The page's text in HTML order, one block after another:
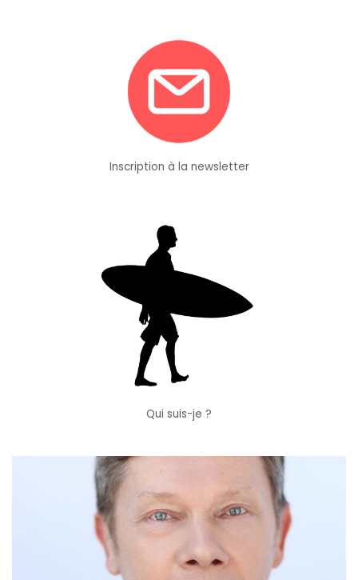
Inscription à la newsletter
Qui suis-je ?